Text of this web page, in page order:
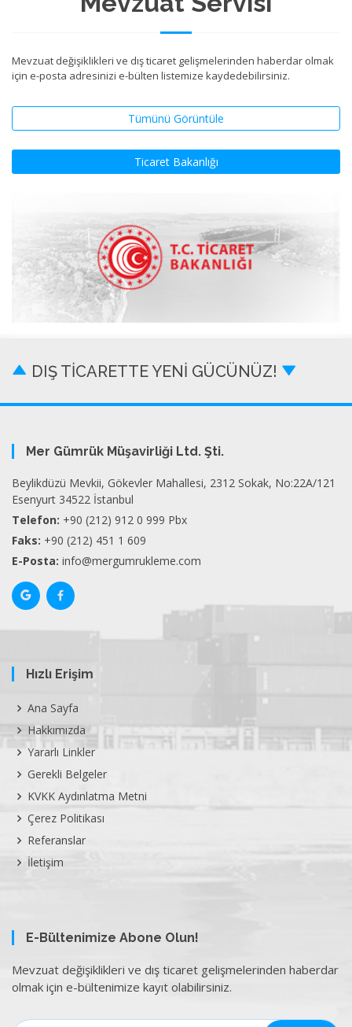
Mevzuat değişiklikleri ve dış ticaret gelişmelerinden haberdar olmak
için e-posta adresinizi e-bülten listemize kaydedebilirsiniz.
Tümünü Görüntüle
Ticaret Bakanlığı
DIŞ TİCARETTE YENİ GÜCÜNÜZ!
Mer Gümrük Müşavirliği Ltd. Şti.
Beylikdüzü Mevkii, Gökevler Mahallesi, 2312 Sokak, No:22A/121
Esenyurt 34522 İstanbul
Telefon: +90 (212) 912 0 999 Pbx
Faks: +90 (212) 451 1 609
E-Posta: info@mergumrukleme.com
Hızlı Erişim
Ana Sayfa
Hakkımızda
Yararlı Linkler
Gerekli Belgeler
KVKK Aydınlatma Metni
Çerez Politikası
Referanslar
İletişim
E-Bültenimize Abone Olun!
Mevzuat değişiklikleri ve dış ticaret gelişmelerinden haberdar
olmak için e-bültenimize kayıt olabilirsiniz.